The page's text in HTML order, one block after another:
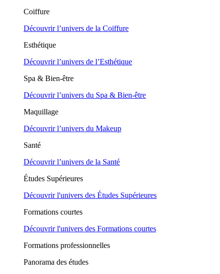
Coiffure
Découvrir l’univers de la Coiffure
Esthétique
Découvrir l’univers de l’Esthétique
Spa & Bien-être
Découvrir l’univers du Spa & Bien-être
Maquillage
Découvrir l’univers du Makeup
Santé
Découvrir l’univers de la Santé
Études Supérieures
Découvrir l'univers des Études Supérieures
Formations courtes
Découvrir l'univers des Formations courtes
Formations professionnelles
Panorama des études